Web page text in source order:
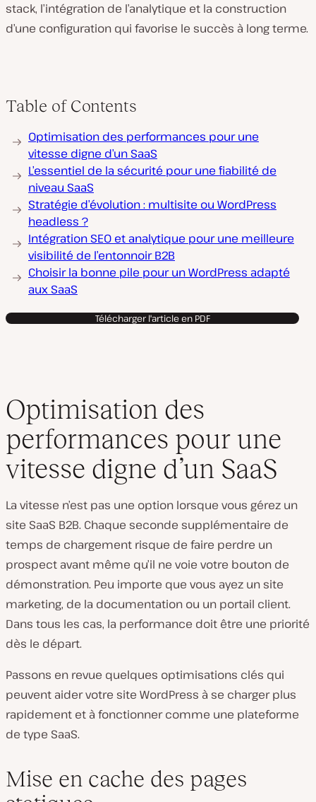
stack, l’intégration de l’analytique et la construction
d’une configuration qui favorise le succès à long terme.
Table of Contents
Optimisation des performances pour une
vitesse digne d’un SaaS
L’essentiel de la sécurité pour une fiabilité de
niveau SaaS
Stratégie d’évolution : multisite ou WordPress
headless ?
Intégration SEO et analytique pour une meilleure
visibilité de l’entonnoir B2B
Choisir la bonne pile pour un WordPress adapté
aux SaaS
Télécharger l'article en PDF
Optimisation des
performances pour une
vitesse digne d’un SaaS
La vitesse n’est pas une option lorsque vous gérez un
site SaaS B2B. Chaque seconde supplémentaire de
temps de chargement risque de faire perdre un
prospect avant même qu’il ne voie votre bouton de
démonstration. Peu importe que vous ayez un site
marketing, de la documentation ou un portail client.
Dans tous les cas, la performance doit être une priorité
dès le départ.
Passons en revue quelques optimisations clés qui
peuvent aider votre site WordPress à se charger plus
rapidement et à fonctionner comme une plateforme
de type SaaS.
Mise en cache des pages